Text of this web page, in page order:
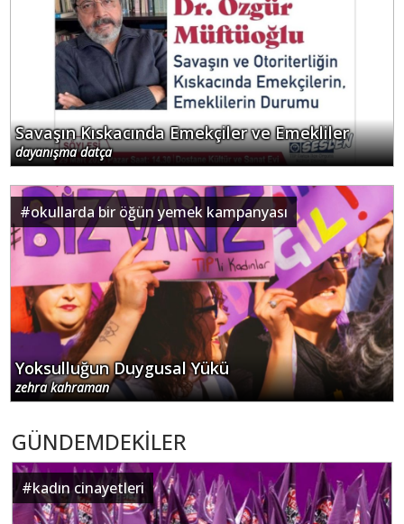
Savaşın Kıskacında Emekçiler ve Emekliler
dayanışma datça
#okullarda bir öğün yemek kampanyası
Yoksulluğun Duygusal Yükü
zehra kahraman
GÜNDEMDEKİLER
#kadın cinayetleri